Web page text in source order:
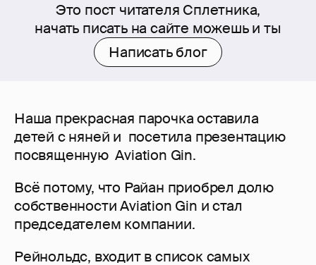
Это пост читателя Сплетника,
начать писать на сайте можешь и ты
Написать блог
Наша прекрасная парочка оставила
детей с няней и посетила презентацию
посвященную Aviation Gin.
Всё потому, что Райан приобрел долю
собственности Aviation Gin и стал
председателем компании.
Рейнольдс, входит в список самых